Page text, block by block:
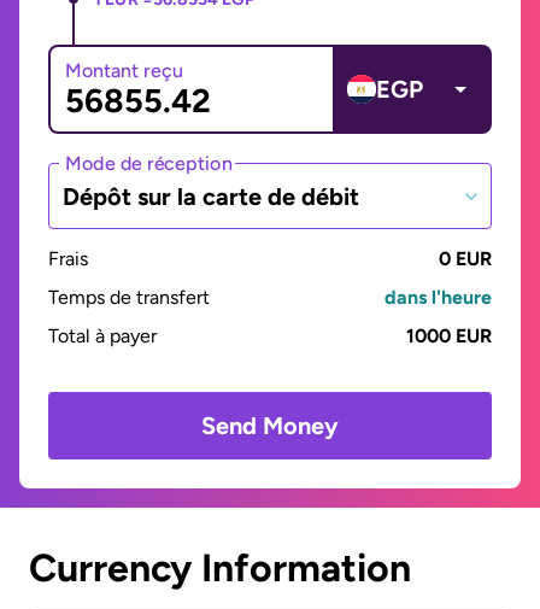
Montant reçu
EGP
Mode de réception
Dépôt sur la carte de débit
Frais
0 EUR
Temps de transfert
dans l'heure
Total à payer
1000 EUR
Send Money
Currency Information